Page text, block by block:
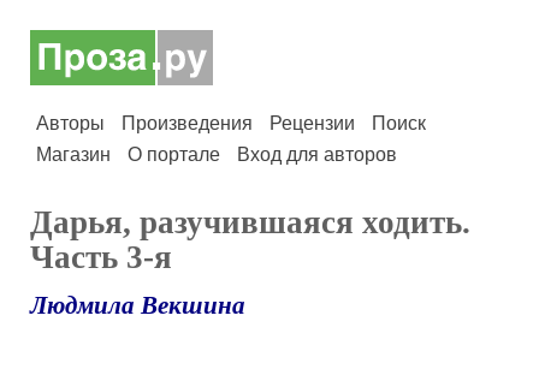
Авторы Произведения Рецензии
Поиск
Магазин
О портале Вход для авторов
Дарья, разучившаяся ходить.
Часть 3-я
Людмила Векшина